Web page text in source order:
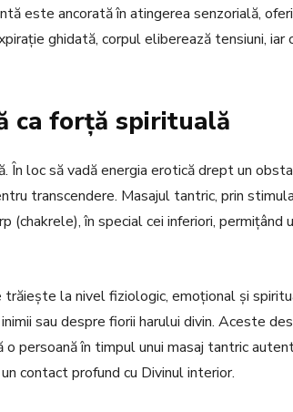
este ancorată în atingerea senzorială,
ghidată, corpul eliberează tensiuni, iar
ca forță spirituală
În loc să vadă energia erotică drept un
transcendere. Masajul tantric, prin
în special cei inferiori, permițând
la nivel fiziologic, emoțional și
sau despre fiorii harului divin. Aceste
persoană în timpul unui masaj tantric
contact profund cu Divinul interior.